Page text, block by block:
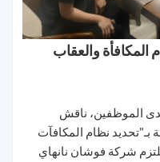
المكافأة والعقاب
لدى الموظفين، ناقش
بـ"تحديد نظام المكافآت
شركة فوشان نانهاي